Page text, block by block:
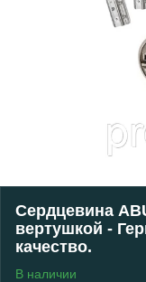
Сердцевина
вертушкой -
качество.
В наличии